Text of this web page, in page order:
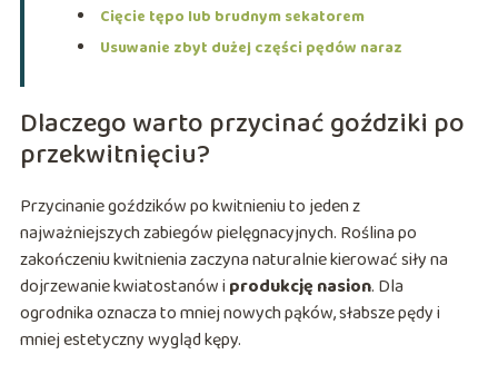
Cięcie tępo lub brudnym sekatorem
Usuwanie zbyt dużej części pędów naraz
Dlaczego warto przycinać goździki po
przekwitnięciu?
Przycinanie goździków po kwitnieniu to jeden z
najważniejszych zabiegów pielęgnacyjnych. Roślina po
zakończeniu kwitnienia zaczyna naturalnie kierować siły na
dojrzewanie kwiatostanów i produkcję nasion. Dla
ogrodnika oznacza to mniej nowych pąków, słabsze pędy i
mniej estetyczny wygląd kępy.